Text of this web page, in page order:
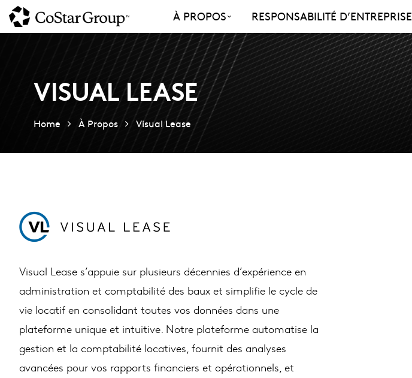
Skip
main
À PROPOS RESPONSABILITÉ D’ENTREPRISE
VISUAL LEASE
Home À Propos Visual Lease
Visual Lease s’appuie sur plusieurs décennies d’expérience en
administration et comptabilité des baux et simplifie le cycle de
vie locatif en consolidant toutes vos données dans une
plateforme unique et intuitive. Notre plateforme automatise la
gestion et la comptabilité locatives, fournit des analyses
avancées pour vos rapports financiers et opérationnels, et